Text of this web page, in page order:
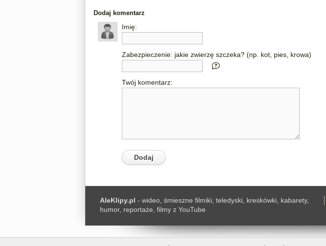
Dodaj komentarz
Imię:
Zabezpieczenie: jakie zwierzę szczeka? (np. kot, pies, krowa)
Twój komentarz:
AleKlipy.pl - wideo, śmieszne filmiki, teledyski, kreskówki, kabarety,
humor, reportaże, filmy z YouTube